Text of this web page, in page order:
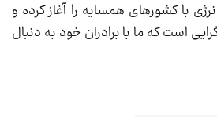
با کشورهای همسایه را آغاز کرده و
است که ما با برادران خود به دنبال